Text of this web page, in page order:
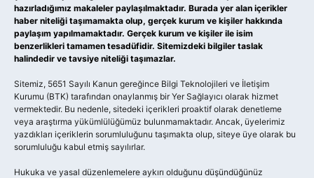
hazırladığımız makaleler paylaşılmaktadır. Burada yer alan içerikler
haber niteliği taşımamakta olup, gerçek kurum ve kişiler hakkında
paylaşım yapılmamaktadır. Gerçek kurum ve kişiler ile isim
benzerlikleri tamamen tesadüfidir. Sitemizdeki bilgiler taslak
halindedir ve tavsiye niteliği taşımazlar.
Sitemiz, 5651 Sayılı Kanun gereğince Bilgi Teknolojileri ve İletişim
Kurumu (BTK) tarafından onaylanmış bir Yer Sağlayıcı olarak hizmet
vermektedir. Bu nedenle, sitedeki içerikleri proaktif olarak denetleme
veya araştırma yükümlülüğümüz bulunmamaktadır. Ancak, üyelerimiz
yazdıkları içeriklerin sorumluluğunu taşımakta olup, siteye üye olarak bu
sorumluluğu kabul etmiş sayılırlar.
Hukuka ve yasal düzenlemelere aykırı olduğunu düşündüğünüz